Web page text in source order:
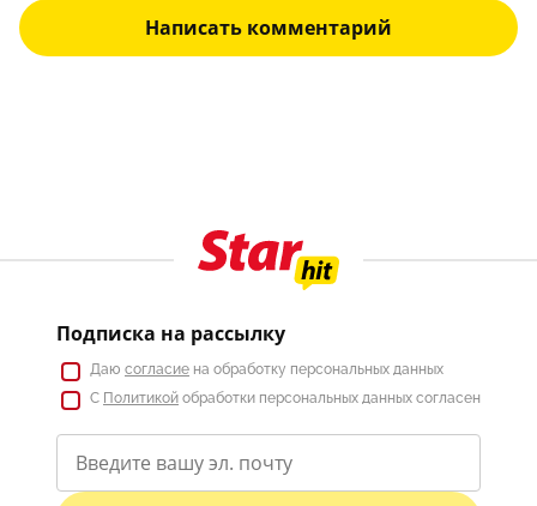
Написать комментарий
Подписка на рассылку
Даю согласие на обработку персональных данных
С Политикой обработки персональных данных согласен